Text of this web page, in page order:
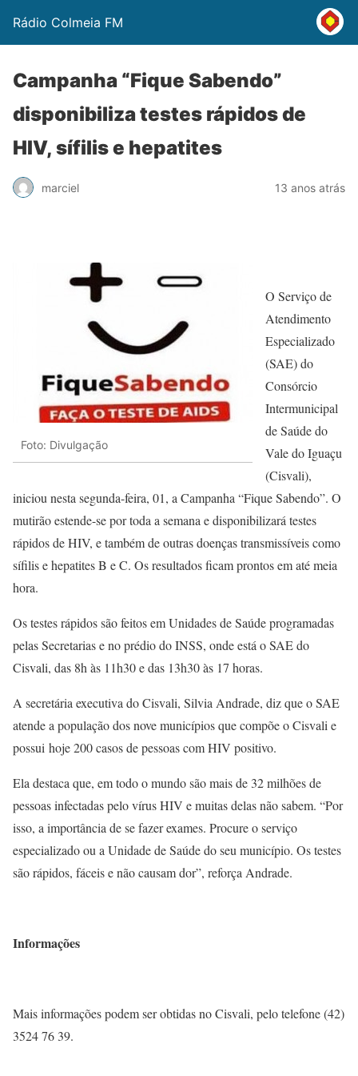
Rádio Colmeia FM
Campanha “Fique Sabendo”
disponibiliza testes rápidos de
HIV, sífilis e hepatites
marciel 13 anos atrás
Foto: Divulgação
O Serviço de
Atendimento
Especializado
(SAE) do
Consórcio
Intermunicipal
de Saúde do
Vale do Iguaçu
(Cisvali),
iniciou nesta segunda-feira, 01, a Campanha “Fique Sabendo”. O
mutirão estende-se por toda a semana e disponibilizará testes
rápidos de HIV, e também de outras doenças transmissíveis como
sífilis e hepatites B e C. Os resultados ficam prontos em até meia
hora.
Os testes rápidos são feitos em Unidades de Saúde programadas
pelas Secretarias e no prédio do INSS, onde está o SAE do
Cisvali, das 8h às 11h30 e das 13h30 às 17 horas.
A secretária executiva do Cisvali, Silvia Andrade, diz que o SAE
atende a população dos nove municípios que compõe o Cisvali e
possui hoje 200 casos de pessoas com HIV positivo.
Ela destaca que, em todo o mundo são mais de 32 milhões de
pessoas infectadas pelo vírus HIV e muitas delas não sabem. “Por
isso, a importância de se fazer exames. Procure o serviço
especializado ou a Unidade de Saúde do seu município. Os testes
são rápidos, fáceis e não causam dor”, reforça Andrade.
Informações
Mais informações podem ser obtidas no Cisvali, pelo telefone (42)
3524 76 39.